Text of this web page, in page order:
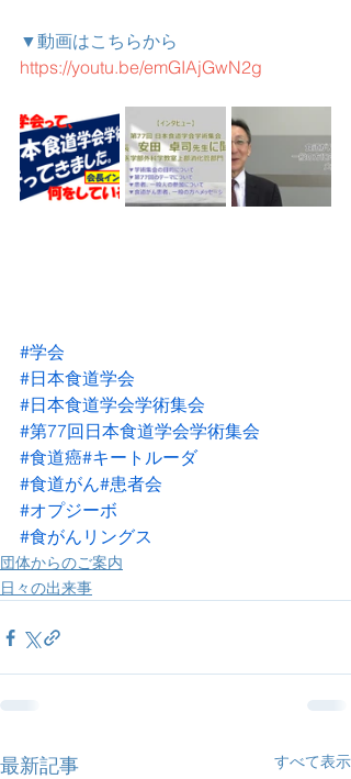
▼動画はこちらから
https://youtu.be/emGIAjGwN2g
#学会
#日本食道学会
#日本食道学会学術集会
#第77回日本食道学会学術集会
#食道癌#キートルーダ
#食道がん#患者会
#オプジーボ
#食がんリングス
団体からのご案内
日々の出来事
最新記事 すべて表示